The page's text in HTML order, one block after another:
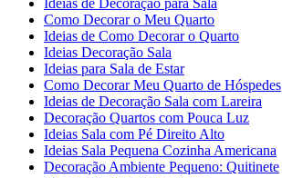
Ideias de Decoração para Sala
Como Decorar o Meu Quarto
Ideias de Como Decorar o Quarto
Ideias Decoração Sala
Ideias para Sala de Estar
Como Decorar Meu Quarto de Hóspedes
Ideias de Decoração Sala com Lareira
Decoração Quartos com Pouca Luz
Ideias Sala com Pé Direito Alto
Ideias Sala Pequena Cozinha Americana
Decoração Ambiente Pequeno: Quitinete